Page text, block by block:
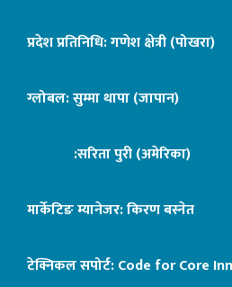
प्रदेश प्रतिनिधि: गणेश क्षेत्री (पोखरा)
ग्लोबल: सुम्मा थापा (जापान)
:सरिता पुरी (अमेरिका)
मार्केटिङ म्यानेजर: किरण बस्नेत
टेक्निकल सपोर्ट:Code for Core